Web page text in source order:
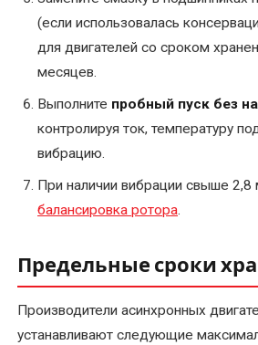
(если использовалась
для двигателей со сроком
месяцев.
Выполните пробный пуск без
контролируя ток, температуру
вибрацию.
При наличии вибрации свыше
балансировка ротора.
Предельные сроки
Производители асинхронных
устанавливают следующие